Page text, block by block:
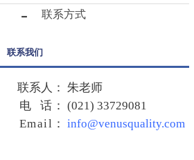
联系方式
联系我们
联系人： 朱老师
电 话： (021) 33729081
Email ： info@venusquality.com